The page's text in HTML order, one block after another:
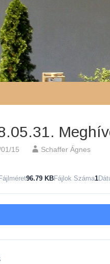
15 Schaffer Ágnes
Fájlméret96.79 KBFájlok Száma1